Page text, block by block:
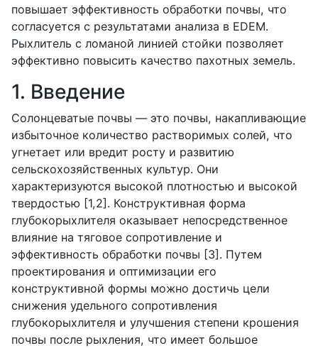
повышает эффективность обработки почвы, что
согласуется с результатами анализа в EDEM.
Рыхлитель с ломаной линией стойки позволяет
эффективно повысить качество пахотных земель.
1. Введение
Солонцеватые почвы — это почвы, накапливающие
избыточное количество растворимых солей, что
угнетает или вредит росту и развитию
сельскохозяйственных культур. Они
характеризуются высокой плотностью и высокой
твердостью [1,2]. Конструктивная форма
глубокорыхлителя оказывает непосредственное
влияние на тяговое сопротивление и
эффективность обработки почвы [3]. Путем
проектирования и оптимизации его
конструктивной формы можно достичь цели
снижения удельного сопротивления
глубокорыхлителя и улучшения степени крошения
почвы после рыхления, что имеет большое